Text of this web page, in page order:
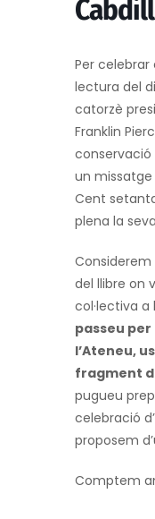
Per celebrar
lectura del
catorzè
Franklin
un missatge
Cent
plena la
del llibre on
col·lectiva
passeu
l’Ateneu,
fragment
pugueu
celebració
proposem
Comptem